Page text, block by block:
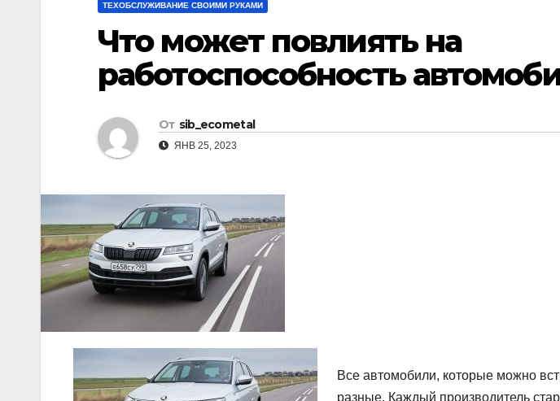
ТЕХОБСЛУЖИВАНИЕ СВОИМИ РУКАМИ
Что может повлиять на
работоспособность
От sib_ecometal
ЯНВ 25, 2023
Все автомобили, которые можно
разные. Каждый производитель